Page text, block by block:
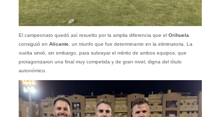
El campeonato quedó así resuelto por la amplia diferencia que el Orihuela
consiguió en Alicante, un triunfo que fue determinante en la eliminatoria. La
vuelta sirvió, sin embargo, para subrayar el mérito de ambos equipos, que
protagonizaron una final muy competida y de gran nivel, digna del título
autonómico.